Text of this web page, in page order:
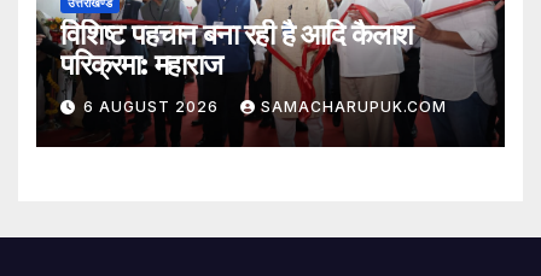
विशिष्ट पहचान बना रही है आदि कैलाश
परिक्रमा: महाराज
6 AUGUST 2026 SAMACHARUPUK.COM